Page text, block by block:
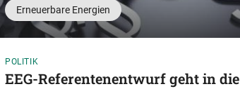
Erneuerbare Energien
POLITIK
EEG-Referentenentwurf geht in die